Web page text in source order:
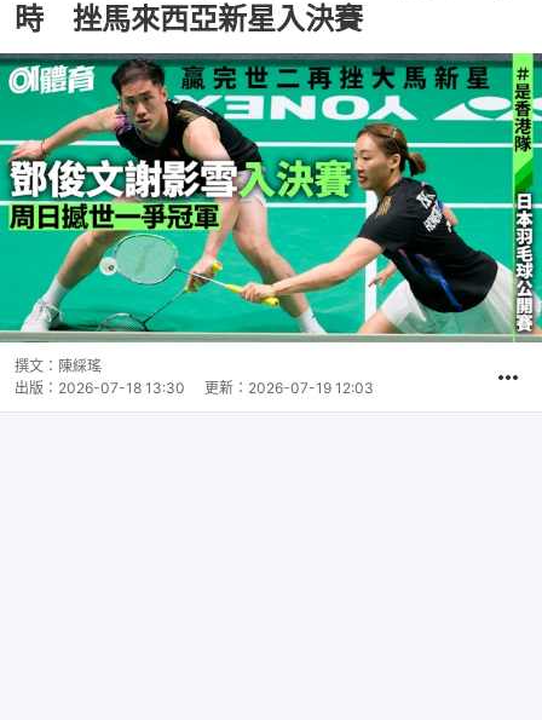
時 挫馬來西亞新星入決賽
撰文： 陳綵瑤
出版： 2026-07-18 13:30 更新： 2026-07-19 12:03